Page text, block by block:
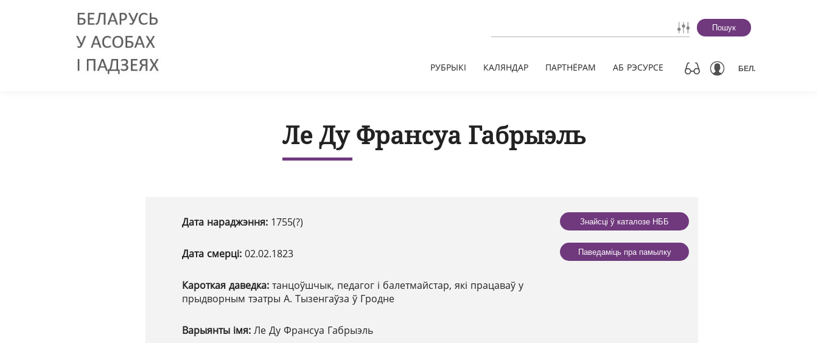
Пошук
РУБРЫКІ КАЛЯНДАР ПАРТНЁРАМ АБ РЭСУРСЕ БЕЛ.
Ле Ду Франсуа Габрыэль
Дата нараджэння: 1755(?)
Дата смерці: 02.02.1823
Кароткая даведка: танцоўшчык, педагог і балетмайстар, які працаваў у
прыдворным тэатры А. Тызенгаўза ў Гродне
Варыянты імя: Ле Ду Франсуа Габрыэль
Знайсці ў каталозе НББ
Паведаміць пра памылку